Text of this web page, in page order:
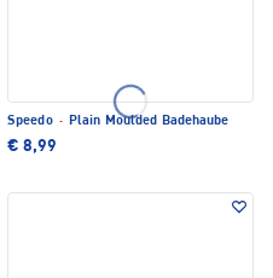
Speedo · Plain Moulded Badehaube
€ 8,99